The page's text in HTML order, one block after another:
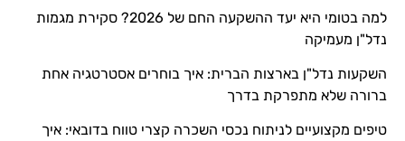
למה בטומי היא יעד ההשקעה החם של 2026? סקירת מגמות
נדל"ן מעמיקה
השקעות נדל"ן בארצות הברית: איך בוחרים אסטרטגיה אחת
ברורה שלא מתפרקת בדרך
טיפים מקצועיים לניתוח נכסי השכרה קצרי טווח בדובאי: איך